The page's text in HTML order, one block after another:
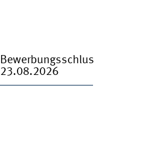
Bewerbungsschluss:
23.08.2026